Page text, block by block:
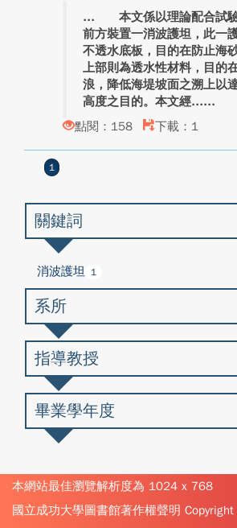
本文係以理論配合試
前方裝置一消波護坦，此一
不透水底板，目的在防止海
上部則為透水性材料，目的
浪，降低海堤坡面之溯上以
高度之目的。本文經...
點閱：158
下載：1
1
關鍵詞
消波護坦 1
系所
指導教授
畢業學年度
本網站最佳瀏覽解析度為 1024 x 768
國立成功大學圖書館著作權聲明